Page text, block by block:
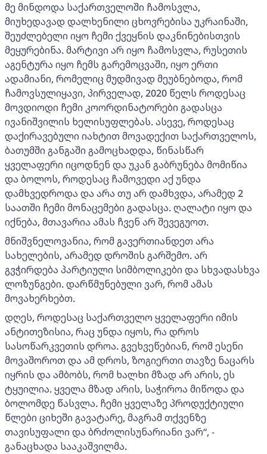
მე მინდოდა საქართველოში ჩამოსვლა,
მიუხედავად დალხენილი ცხოვრებისა უკრაინაში,
შეუძლებელი იყო ჩემი ქვეყნის დაკნინებისთვის
მეყურებინა. მარტივი არ იყო ჩამოსვლა, რუსეთის
აგენტურა იყო ჩემს გარემოცვაში, იყო ერთი
ადამიანი, რომელიც მუდმივად მეუბნებოდა, რომ
ჩამოვსულიყავი, პირველად, 2020 წელს როდესაც
მოვდიოდი ჩემი კოორდინატორები გადასცა
ივანიშვილის ხელისუფლებას. ასევე, როდესაც
დაქირავებული იახტით მოვადექით საქართველოს,
ბათუმში განგაში გამოცხადდა, წინასწარ
ყველაფერი იცოდნენ და უკან გაბრუნება მომიწია
და ბოლოს, როდესაც ჩამოვედი აქ უნდა
დამხვედროდა და არა თუ არ დამხვდა, არამედ 2
საათში ჩემი მონაცემები გადასცა. ღალატი იყო და
იქნება, მთავარია ამას ჩვენ არ შევეგუოთ.
მნიშვნელოვანია, რომ გავერთიანდეთ არა
სახელების, არამედ დროშის გარშემო. არ
გვჭირდება პარტიული სიმბოლიკები და სხვადასხვა
ლოზუნგები. დარწმუნებული ვარ, რომ ამას
მოვახერხებთ.
დღეს, როდესაც საქართველო ყველაფერი იმის
ანტითეზისია, რაც უნდა იყოს, რა დროს
სასოწარკვეთის დროა. გვეხვეწებიან, რომ ესენი
მოვაშოროთ და ამ დროს, ზოგიერთი თავზე ნაცარს
იყრის და ამბობს, რომ ხალხი მზად არ არის, ეს
ტყუილია. ყველა მზად არის, საჭიროა მიწოდა და
ბოლომდე წასვლა. ჩემი ყველაზე პროდუქტიული
წლები ციხეში გავატარე, მაგრამ თქვენზე
თავისუფალი და ბრძოლისუნარიანი ვარ“, -
განაცხადა სააკაშვილმა.